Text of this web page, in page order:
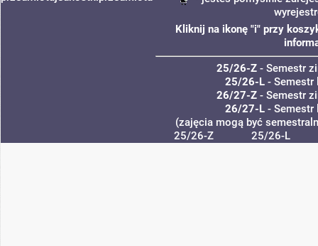
Kliknij na ikonę "i" przy
25/26-Z - Semestr
25/26-L -
26/27-Z - Semestr
26/27-L -
(zajęcia mogą być
25/26-Z
25/26-L